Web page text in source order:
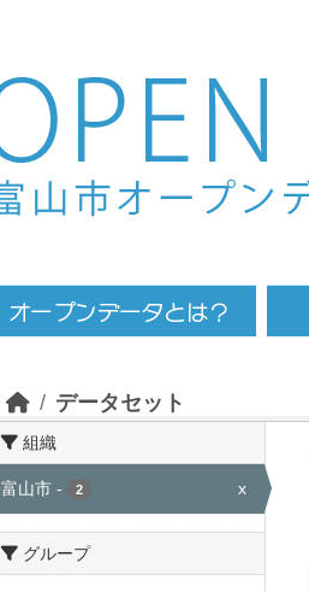
to main content
データセット
組織
富山市 - 2 x
グループ